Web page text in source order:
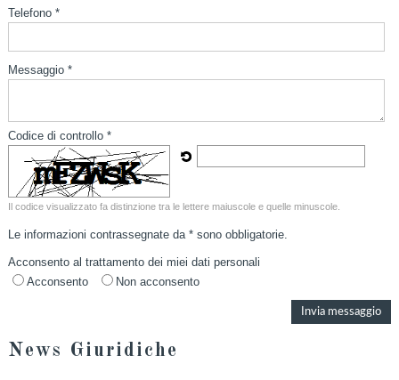
Telefono *
Messaggio *
Codice di controllo *
Il codice visualizzato fa distinzione tra le lettere maiuscole e quelle minuscole.
Le informazioni contrassegnate da * sono obbligatorie.
Acconsento al trattamento dei miei dati personali
Acconsento
Non acconsento
News Giuridiche